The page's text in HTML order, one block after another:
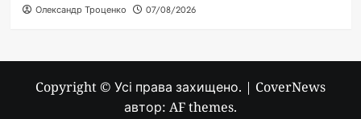
Олександр Троценко 07/08/2026
Copyright © Усі права захищено. | CoverNews
автор: AF themes.